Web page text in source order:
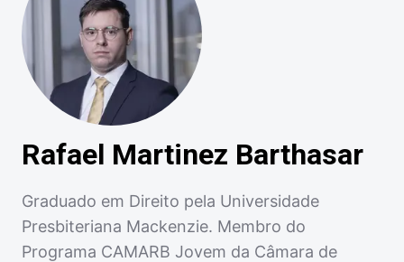
Rafael Martinez Barthasar
Graduado em Direito pela Universidade
Presbiteriana Mackenzie. Membro do
Programa CAMARB Jovem da Câmara de